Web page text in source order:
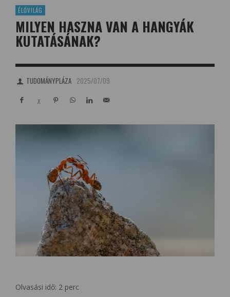
ÉLŐVILÁG
MILYEN HASZNA VAN A HANGYÁK
KUTATÁSÁNAK?
TUDOMÁNYPLÁZA 2025/07/09
Olvasási idő: 2 perc